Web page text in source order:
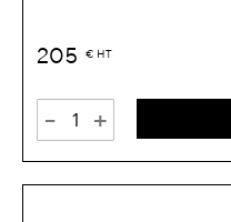
205 € HT
- +